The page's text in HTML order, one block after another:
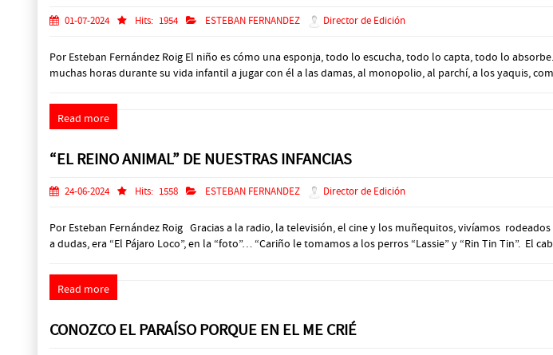
01-07-2024 Hits: 1954 ESTEBAN FERNANDEZ Director de Edición
Por Esteban Fernández Roig El niño es cómo una esponja, todo lo escucha, todo lo capta, todo lo
muchas horas durante su vida infantil a jugar con él a las damas, al monopolio, al parchí, a los yaquis,
Read more
“EL REINO ANIMAL” DE NUESTRAS INFANCIAS
24-06-2024 Hits: 1558 ESTEBAN FERNANDEZ Director de Edición
Por Esteban Fernández Roig Gracias a la radio, la televisión, el cine y los muñequitos, vivíamos
a dudas, era “El Pájaro Loco”, en la “foto”… “Cariño le tomamos a los perros “Lassie” y “Rin Tin Tin”. El
Read more
CONOZCO EL PARAÍSO PORQUE EN EL ME CRIÉ